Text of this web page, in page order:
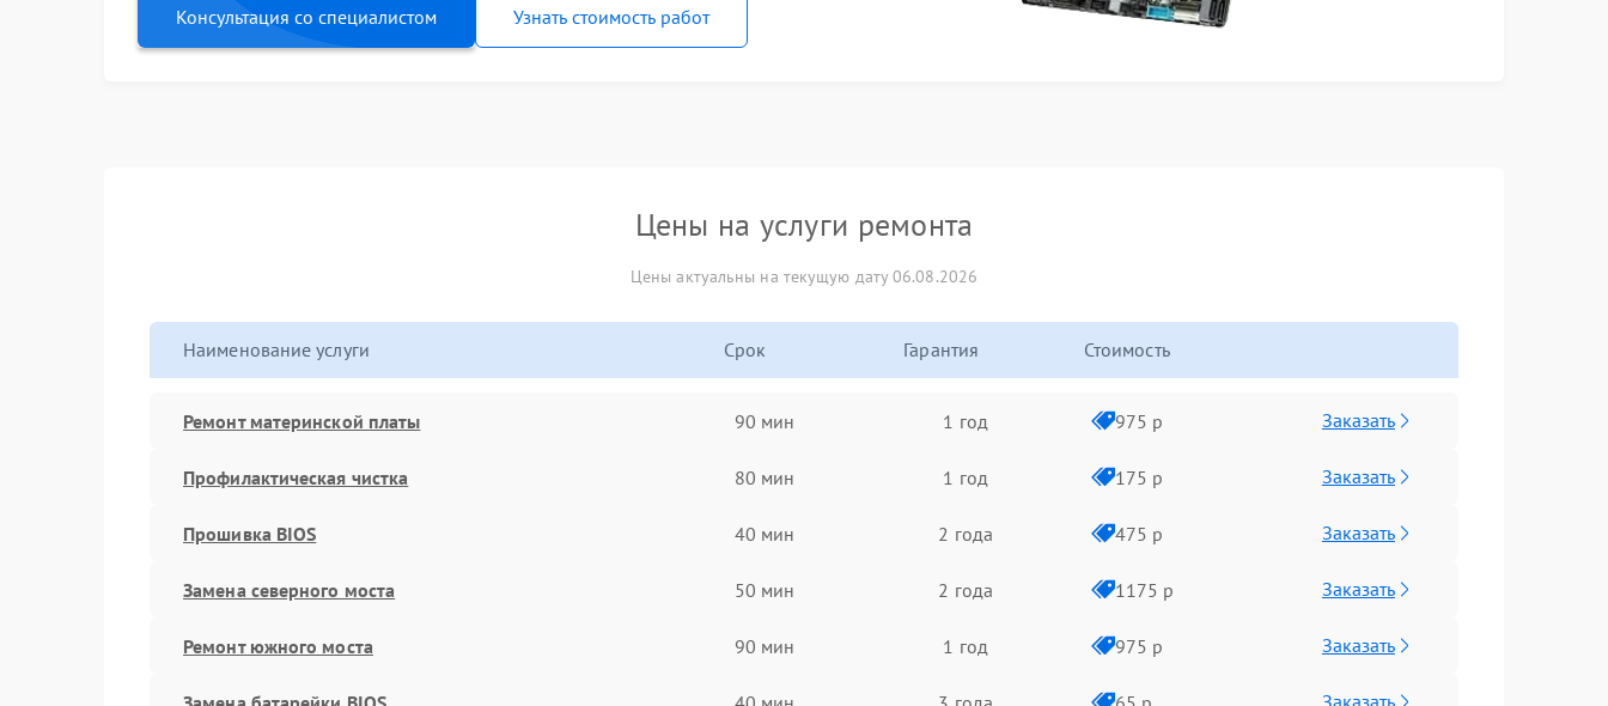
Консультация со специалистом Узнать стоимость работ
Цены на услуги ремонта
Цены актуальны на текущую дату 06.08.2026
Наименование услуги Срок Гарантия Стоимость
Ремонт материнской платы 90 мин 1 год 975 р Заказать
Профилактическая чистка 80 мин 1 год 175 р Заказать
Прошивка BIOS 40 мин 2 года 475 р Заказать
Замена северного моста 50 мин 2 года 1175 р Заказать
Ремонт южного моста 90 мин 1 год 975 р Заказать
Заказать